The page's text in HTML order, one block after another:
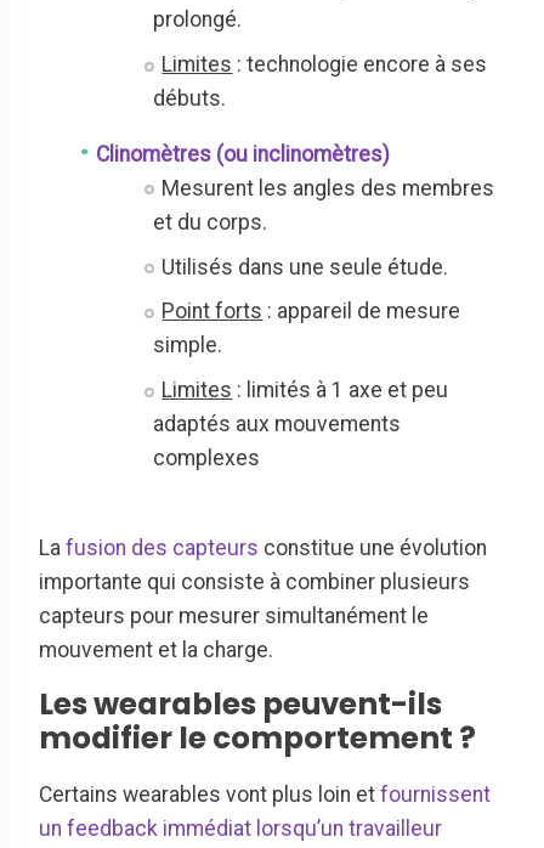
prolongé.
Limites : technologie encore à ses
débuts.
Clinomètres (ou inclinomètres)
Mesurent les angles des membres
et du corps.
Utilisés dans une seule étude.
Point forts : appareil de mesure
simple.
Limites : limités à 1 axe et peu
adaptés aux mouvements
complexes
La fusion des capteurs constitue une évolution
importante qui consiste à combiner plusieurs
capteurs pour mesurer simultanément le
mouvement et la charge.
Les wearables peuvent-ils
modifier le comportement ?
Certains wearables vont plus loin et fournissent
un feedback immédiat lorsqu’un travailleur